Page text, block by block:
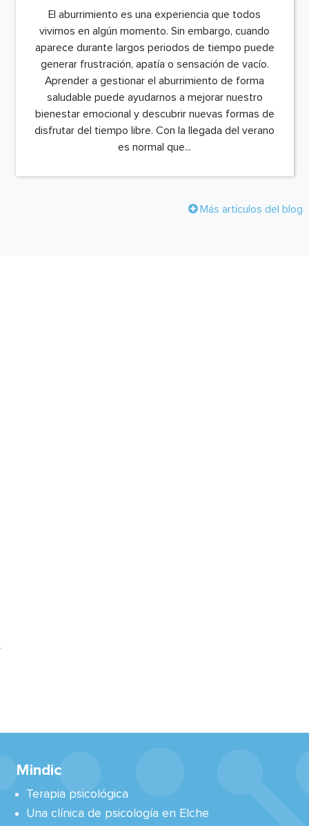
El aburrimiento es una experiencia que todos
vivimos en algún momento. Sin embargo, cuando
aparece durante largos periodos de tiempo puede
generar frustración, apatía o sensación de vacío.
Aprender a gestionar el aburrimiento de forma
saludable puede ayudarnos a mejorar nuestro
bienestar emocional y descubrir nuevas formas de
disfrutar del tiempo libre. Con la llegada del verano
es normal que...
Más artículos del blog
Mindic
Terapia psicológica
Una clínica de psicología en Elche